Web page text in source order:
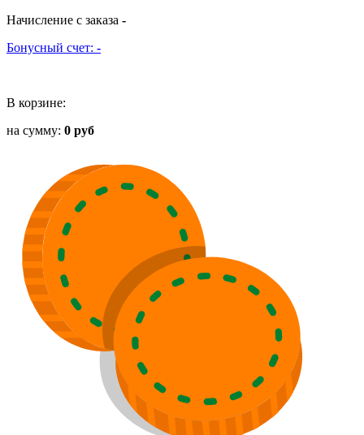
Начисление с заказа -
Бонусный счет: -
В корзине:
на сумму: 0 руб